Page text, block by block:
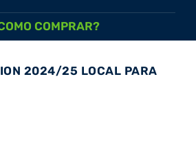
COMPRAR?
2024/25 LOCAL PARA